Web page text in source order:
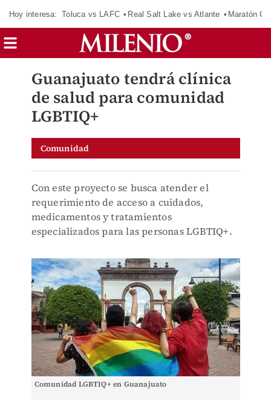
Hoy interesa: Toluca vs LAFC Real Salt Lake vs Atlante Maratón
Guanajuato tendrá clínica
de salud para comunidad
LGBTIQ+
Comunidad
Con este proyecto se busca atender el
requerimiento de acceso a cuidados,
medicamentos y tratamientos
especializados para las personas LGBTIQ+.
Comunidad LGBTIQ+ en Guanajuato